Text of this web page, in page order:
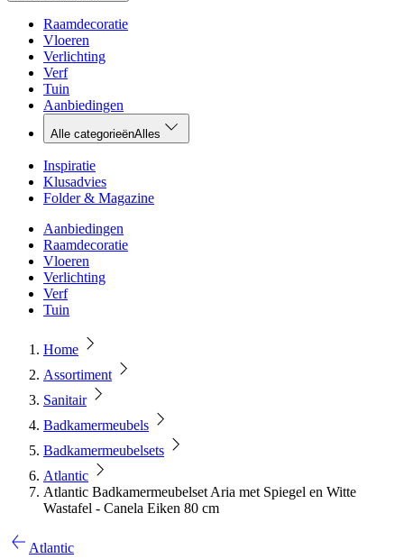
Raamdecoratie
Vloeren
Verlichting
Verf
Tuin
Aanbiedingen
Alle categorieënAlles
Inspiratie
Klusadvies
Folder & Magazine
Aanbiedingen
Raamdecoratie
Vloeren
Verlichting
Verf
Tuin
Home
Assortiment
Sanitair
Badkamermeubels
Badkamermeubelsets
Atlantic
Atlantic Badkamermeubelset Aria met Spiegel en Witte
Wastafel - Canela Eiken 80 cm
Atlantic